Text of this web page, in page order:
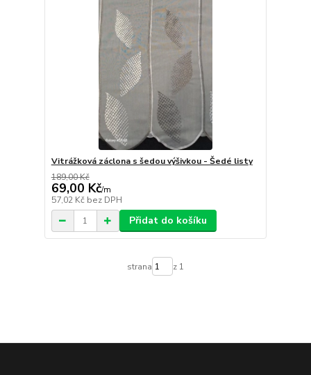
Vitrážková záclona s šedou výšivkou - Šedé listy
189,00 Kč
69,00 Kč/m
57,02 Kč bez DPH
Přidat do košíku
strana z 1